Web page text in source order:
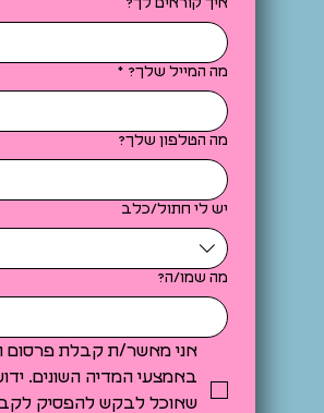
מה המייל שלך? *
מה הטלפון שלך?
יש לי חתול/כלב
מה שמו/ה?